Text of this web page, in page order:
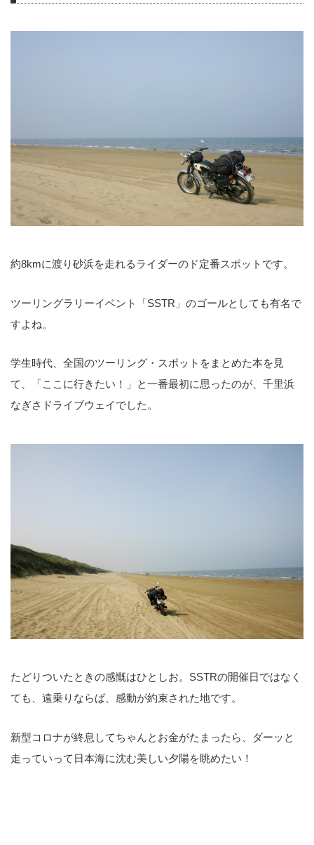
約8kmに渡り砂浜を走れるライダーのド定番スポットです。
ツーリングラリーイベント「SSTR」のゴールとしても有名で
すよね。
学生時代、全国のツーリング・スポットをまとめた本を見
て、「ここに行きたい！」と一番最初に思ったのが、千里浜
なぎさドライブウェイでした。
たどりついたときの感慨はひとしお。SSTRの開催日ではなく
ても、遠乗りならば、感動が約束された地です。
新型コロナが終息してちゃんとお金がたまったら、ダーッと
走っていって日本海に沈む美しい夕陽を眺めたい！